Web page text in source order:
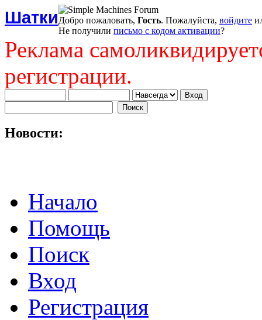
ШаткиДобро пожаловать, Гость. Пожалуйста, войдите
Не получили письмо с кодом активации?
Реклама
регистрации.
Новости:
Начало
Помощь
Поиск
Вход
Регистрация